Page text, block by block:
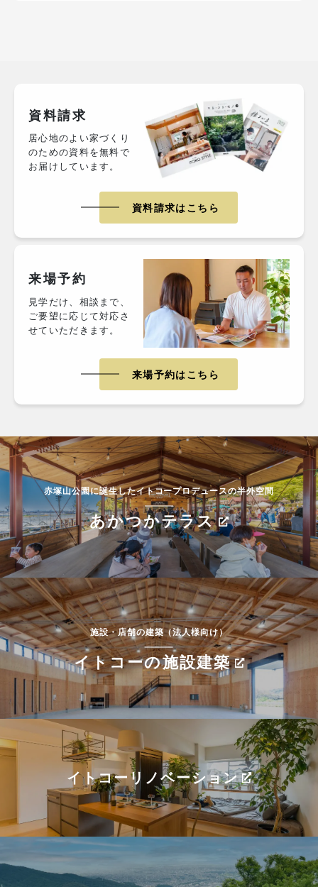
資料請求
居心地のよい家づくり
のための資料を無料で
お届けしています。
資料請求はこちら
来場予約
見学だけ、相談まで、
ご要望に応じて対応さ
せていただきます。
来場予約はこちら
赤塚山公園に誕生したイトコープロデュースの半外空間
あかつかテラス
施設・店舗の建築（法人様向け）
イトコーの施設建築
イトコーリノベーション